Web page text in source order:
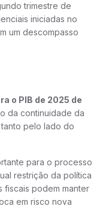
trimestre de
iniciadas no
um descompasso
o PIB de 2025 de
da continuidade da
pelo lado do
para o processo
restrição da política
fiscais podem manter
em risco nova